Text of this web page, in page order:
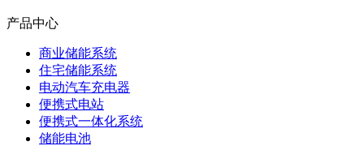
产品中心
商业储能系统
住宅储能系统
电动汽车充电器
便携式电站
便携式一体化系统
储能电池